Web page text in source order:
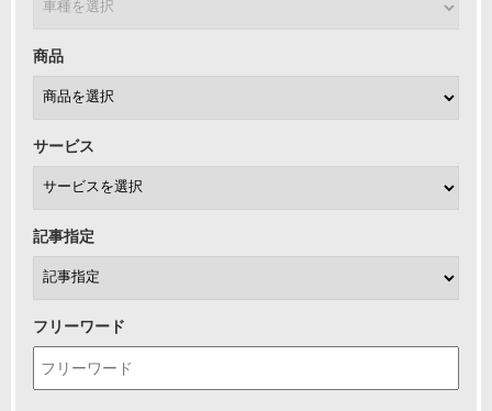
商品
サービス
記事指定
フリーワード